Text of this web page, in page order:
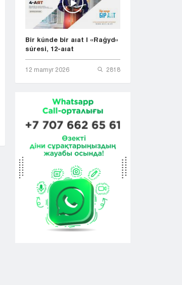
Bir kúnde bir aıat | «Raǵyd»
súresi, 12-aıat
12 mamyr 2026 2818